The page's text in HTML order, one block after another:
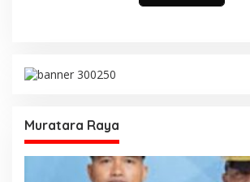
Muratara Raya